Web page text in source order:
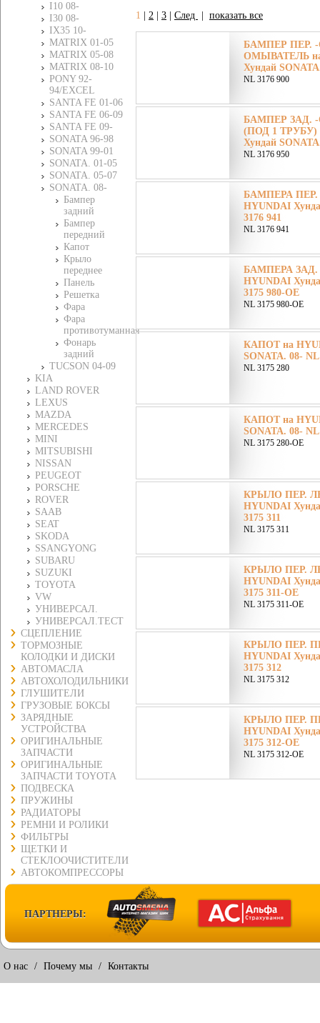
I10 08-
I30 08-
IХ35 10-
MATRIX 01-05
MATRIX 05-08
MATRIX 08-10
PONY 92-
94/EXCEL
SANTA FE 01-06
SANTA FE 06-09
SANTA FE 09-
SONATA 96-98
SONATA 99-01
SONATA. 01-05
SONATA. 05-07
SONATA. 08-
Бампер
задний
Бампер
передний
Капот
Крыло
переднее
Панель
Решетка
Фара
Фара
противотуманная
Фонарь
задний
TUCSON 04-09
KIA
LAND ROVER
LEXUS
MAZDA
MERCEDES
MINI
MITSUBISHI
NISSAN
PEUGEOT
PORSCHE
ROVER
SAAB
SEAT
SKODA
SSANGYONG
SUBARU
SUZUKI
TOYOTA
VW
УНИВЕРСАЛ.
УНИВЕРСАЛ.ТЕСТ
СЦЕПЛЕНИЕ
ТОРМОЗНЫЕ
КОЛОДКИ И ДИСКИ
АВТОМАСЛА
АВТОХОЛОДИЛЬНИКИ
ГЛУШИТЕЛИ
ГРУЗОВЫЕ БОКСЫ
ЗАРЯДНЫЕ
УСТРОЙСТВА
ОРИГИНАЛЬНЫЕ
ЗАПЧАСТИ
ОРИГИНАЛЬНЫЕ
ЗАПЧАСТИ TOYOTA
ПОДВЕСКА
ПРУЖИНЫ
РАДИАТОРЫ
РЕМНИ И РОЛИКИ
ФИЛЬТРЫ
ЩЕТКИ И
СТЕКЛООЧИСТИТЕЛИ
АВТОКОМПРЕССОРЫ
1 2 3 След показать все
БАМПЕР ПЕР.
ОМЫВАТЕЛЬ
Хундай
NL 3176 900
БАМПЕР ЗАД.
(ПОД 1 ТРУБУ)
Хундай
NL 3176 950
БАМПЕРА ПЕР.
HYUNDAI
3176 941
NL 3176 941
БАМПЕРА
HYUNDAI
3175 980-OE
NL 3175 980-OE
КАПОТ на
SONATA. 08- NL
NL 3175 280
КАПОТ на
SONATA. 08-
NL 3175 280-OE
КРЫЛО ПЕР.
HYUNDAI
3175 311
NL 3175 311
КРЫЛО ПЕР.
HYUNDAI
3175 311-OE
NL 3175 311-OE
КРЫЛО ПЕР.
HYUNDAI
3175 312
NL 3175 312
КРЫЛО ПЕР.
HYUNDAI
3175 312-OE
NL 3175 312-OE
ПАРТНЕРЫ:
О нас / Почему мы / Контакты